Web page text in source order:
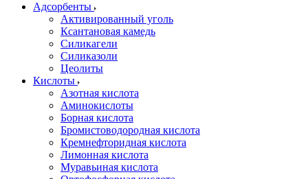
Адсорбенты
Активированный уголь
Ксантановая камедь
Силикагели
Силиказоли
Цеолиты
Кислоты
Азотная кислота
Аминокислоты
Борная кислота
Бромистоводородная кислота
Кремнефторидная кислота
Лимонная кислота
Муравьиная кислота